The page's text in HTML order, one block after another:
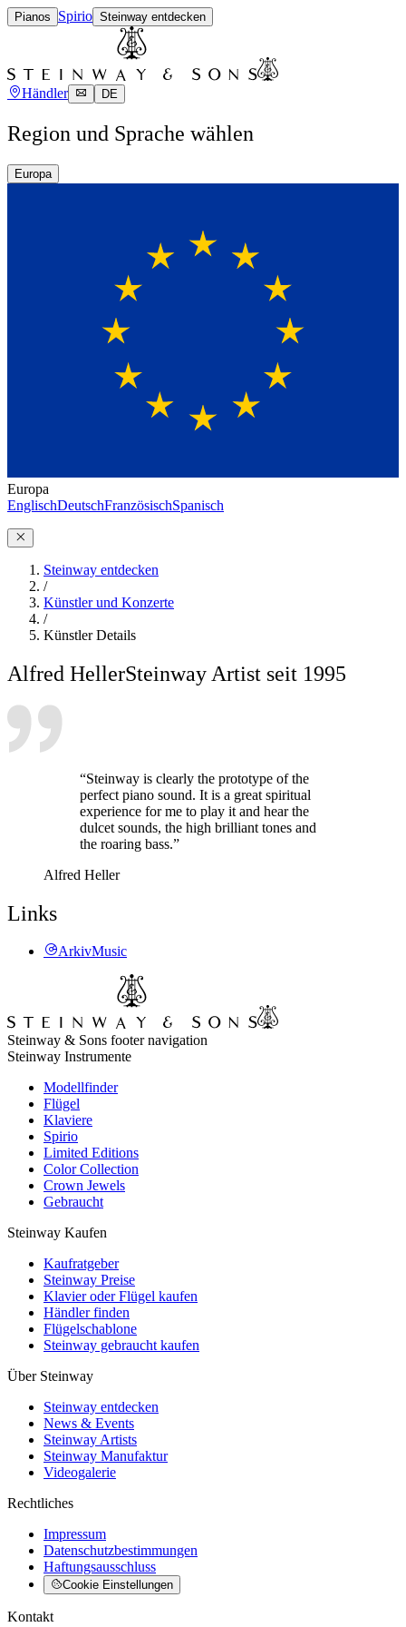
Pianos Spirio Steinway entdecken
Händler DE
Region und Sprache wählen
Europa
Europa
EnglischDeutschFranzösischSpanisch
Steinway entdecken
/
Künstler und Konzerte
/
Künstler Details
Alfred HellerSteinway Artist seit 1995
“Steinway is clearly the prototype of the
perfect piano sound. It is a great spiritual
experience for me to play it and hear the
dulcet sounds, the high brilliant tones and
the roaring bass.”
Alfred Heller
Links
ArkivMusic
Steinway & Sons footer navigation
Steinway Instrumente
Modellfinder
Flügel
Klaviere
Spirio
Limited Editions
Color Collection
Crown Jewels
Gebraucht
Steinway Kaufen
Kaufratgeber
Steinway Preise
Klavier oder Flügel kaufen
Händler finden
Flügelschablone
Steinway gebraucht kaufen
Über Steinway
Steinway entdecken
News & Events
Steinway Artists
Steinway Manufaktur
Videogalerie
Rechtliches
Impressum
Datenschutzbestimmungen
Haftungsausschluss
Cookie Einstellungen
Kontakt